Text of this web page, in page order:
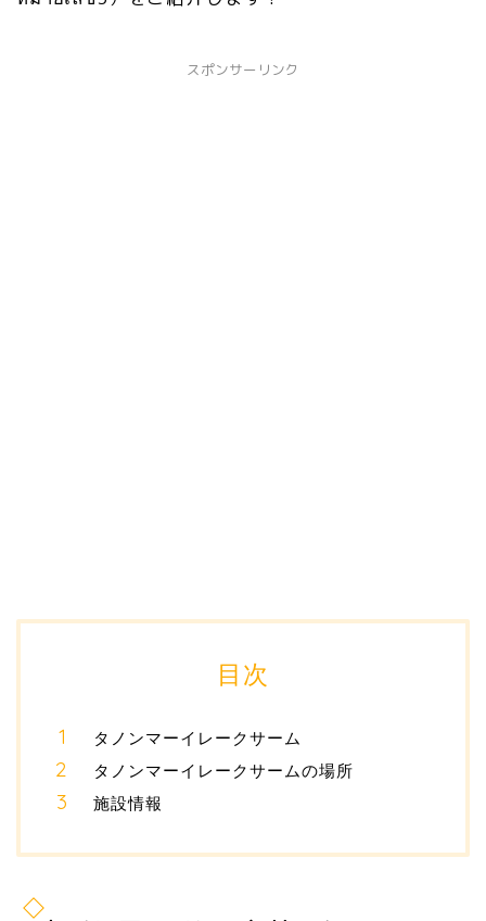
スポンサーリンク
目次
タノンマーイレークサーム
タノンマーイレークサームの場所
施設情報